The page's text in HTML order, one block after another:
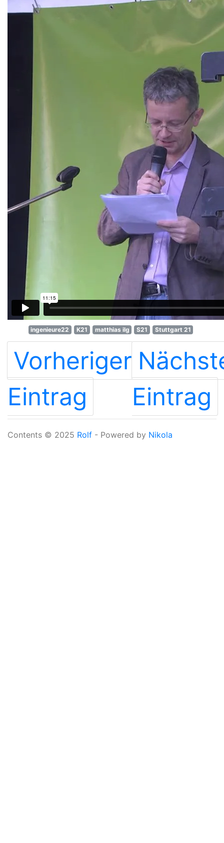
ingenieure22 K21 matthias ilg S21 Stuttgart 21
Vorheriger
Eintrag
Eintrag
Contents © 2025 Rolf - Powered by Nikola